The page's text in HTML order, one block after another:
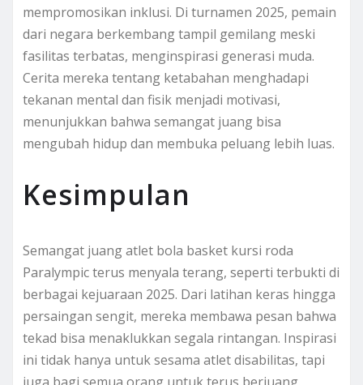
mempromosikan inklusi. Di turnamen 2025, pemain
dari negara berkembang tampil gemilang meski
fasilitas terbatas, menginspirasi generasi muda.
Cerita mereka tentang ketabahan menghadapi
tekanan mental dan fisik menjadi motivasi,
menunjukkan bahwa semangat juang bisa
mengubah hidup dan membuka peluang lebih luas.
Kesimpulan
Semangat juang atlet bola basket kursi roda
Paralympic terus menyala terang, seperti terbukti di
berbagai kejuaraan 2025. Dari latihan keras hingga
persaingan sengit, mereka membawa pesan bahwa
tekad bisa menaklukkan segala rintangan. Inspirasi
ini tidak hanya untuk sesama atlet disabilitas, tapi